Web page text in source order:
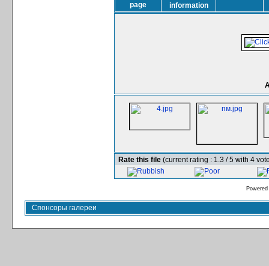
Rate this file (current rating : 1.3 / 5 with 4
Спонсоры галереи